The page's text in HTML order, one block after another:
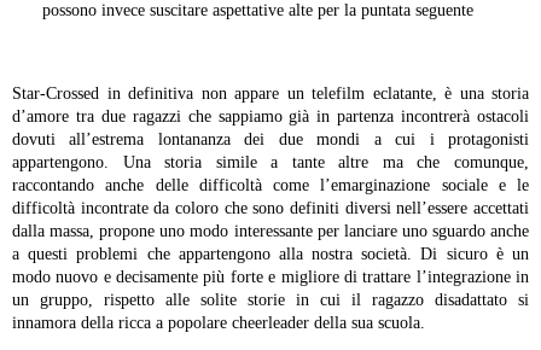
possono invece suscitare aspettative alte per la puntata seguente
Star-Crossed in definitiva non appare un telefilm eclatante, è una storia
d’amore tra due ragazzi che sappiamo già in partenza incontrerà ostacoli
dovuti all’estrema lontananza dei due mondi a cui i protagonisti
appartengono. Una storia simile a tante altre ma che comunque,
raccontando anche delle difficoltà come l’emarginazione sociale e le
difficoltà incontrate da coloro che sono definiti diversi nell’essere accettati
dalla massa, propone uno modo interessante per lanciare uno sguardo anche
a questi problemi che appartengono alla nostra società. Di sicuro è un
modo nuovo e decisamente più forte e migliore di trattare l’integrazione in
un gruppo, rispetto alle solite storie in cui il ragazzo disadattato si
innamora della ricca a popolare cheerleader della sua scuola.